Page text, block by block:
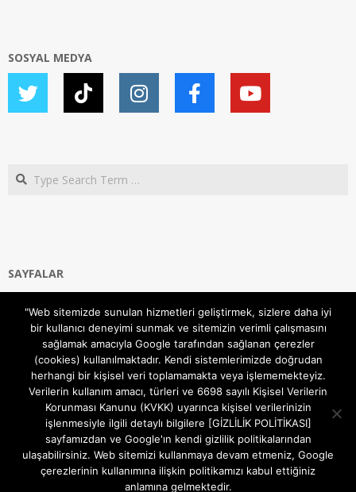
SOSYAL MEDYA
Search
SAYFALAR
Gizlilik ve Çerezler (Cookies) Politikası
Hakkımızda
İletişim Kanalları
MODEM KURULUM
TEKNİK DESTEK
TELEVİZYON SİSTEMLERİ
"Web sitemizde sunulan hizmetleri geliştirmek, sizlere daha iyi
bir kullanıcı deneyimi sunmak ve sitemizin verimli çalışmasını
sağlamak amacıyla Google tarafından sağlanan çerezler
(cookies) kullanılmaktadır. Kendi sistemlerimizde doğrudan
herhangi bir kişisel veri toplamamakta veya işlememekteyiz.
Verilerin kullanım amacı, türleri ve 6698 sayılı Kişisel Verilerin
Korunması Kanunu (KVKK) uyarınca kişisel verilerinizin
işlenmesiyle ilgili detaylı bilgilere [GİZLİLİK POLİTİKASI]
sayfamızdan ve Google'ın kendi gizlilik politikalarından
ulaşabilirsiniz. Web sitemizi kullanmaya devam etmeniz, Google
çerezlerinin kullanımına ilişkin politikamızı kabul ettiğiniz
anlamına gelmektedir.